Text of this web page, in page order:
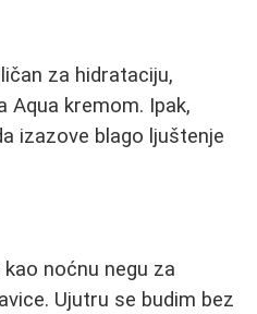
za hidrataciju,
Aqua kremom. Ipak,
izazove blago ljuštenje
noćnu negu za
Ujutru se budim bez